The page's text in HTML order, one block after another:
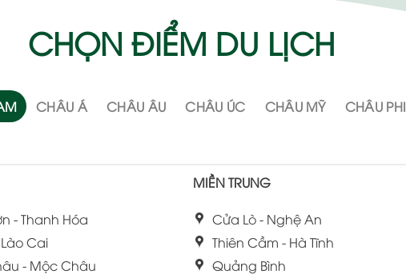
CHỌN ĐIỂM DU LỊCH
CHÂU Á CHÂU ÂU CHÂU ÚC CHÂU MỸ CHÂU PHI
- Thanh Hóa
Cai
- Mộc Châu
MIỀN TRUNG
Cửa Lò - Nghệ An
Thiên Cầm - Hà Tĩnh
Quảng Bình